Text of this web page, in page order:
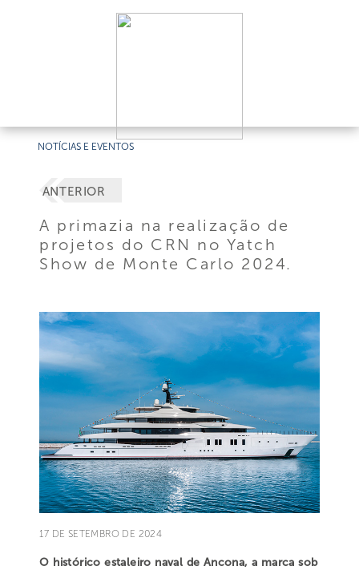
NOTÍCIAS E EVENTOS
ANTERIOR
A primazia na realização de
projetos do CRN no Yatch
Show de Monte Carlo 2024.
17 DE SETEMBRO DE 2024
O histórico estaleiro naval de Ancona, a marca sob